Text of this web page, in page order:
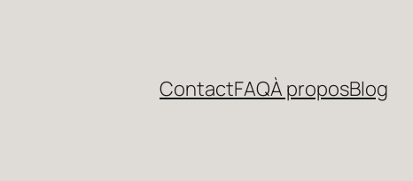
ContactFAQÀ proposBlog